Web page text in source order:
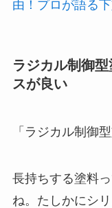
由！プロが語る
ラジカル制御
スが良い
「ラジカル制御
長持ちする塗料
ね。たしかにシ